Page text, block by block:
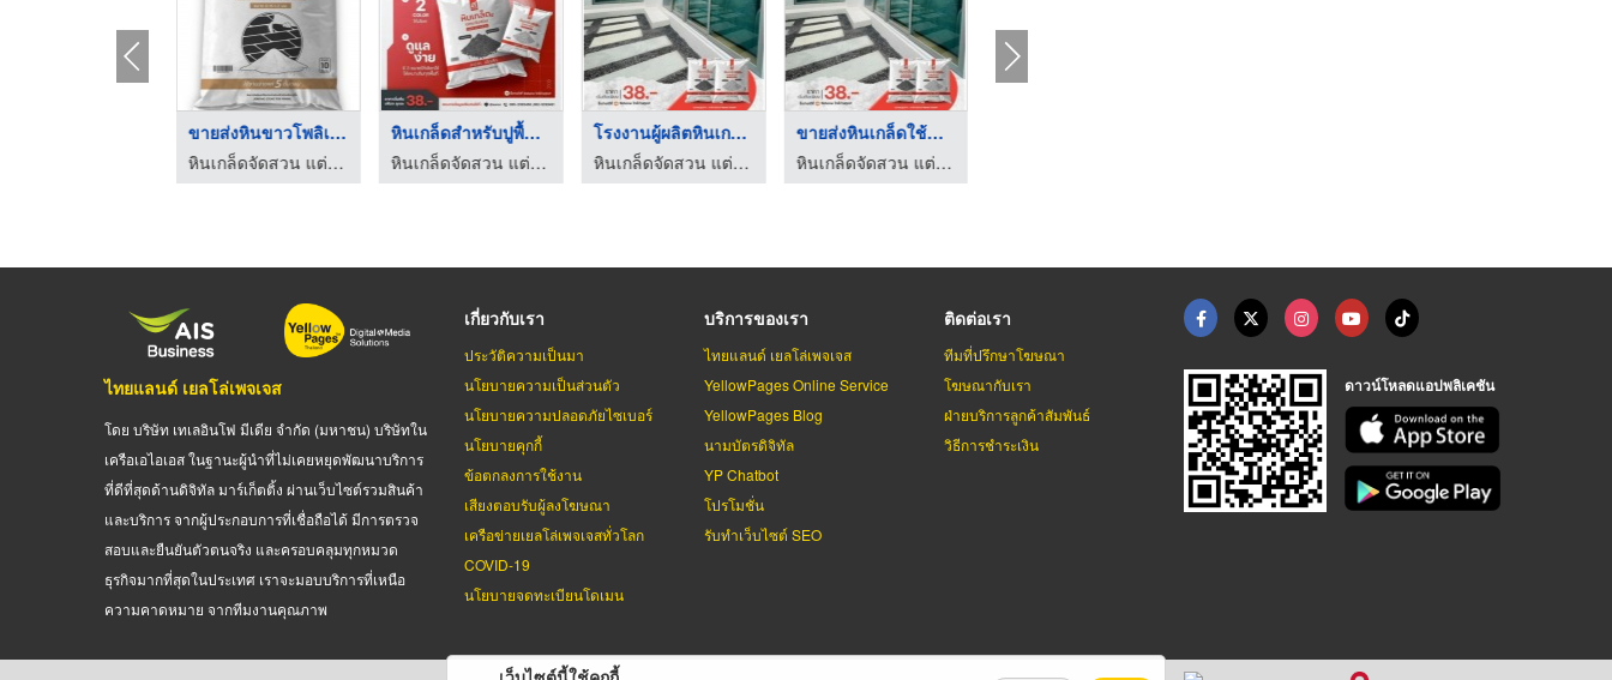
ขายส่งหินขาวโพลิเมอร ...
หินเกล็ดจัดสวน แต่งสวน ปูทางเดิน ส.อรุณคอนกรีต ปทุมธานี
หินเกล็ดสำหรับปูพื้น ...
หินเกล็ดจัดสวน แต่งสวน ปูทางเดิน ส.อรุณคอนกรีต ปทุมธานี
โรงงานผู้ผลิตหินเกล็ ...
หินเกล็ดจัดสวน แต่งสวน ปูทางเดิน ส.อรุณคอนกรีต ปทุมธานี
ขายส่งหินเกล็ดใช้สำห ...
หินเกล็ดจัดสวน แต่งสวน ปูทางเดิน ส.อรุณคอนกรีต ปทุมธานี
ไทยแลนด์ เยลโล่เพจเจส
โดย บริษัท เทเลอินโฟ มีเดีย จำกัด (มหาชน) บริษัทใน
เครือเอไอเอส ในฐานะผู้นำที่ไม่เคยหยุดพัฒนาบริการ
ที่ดีที่สุดด้านดิจิทัล มาร์เก็ตติ้ง ผ่านเว็บไซต์รวมสินค้า
และบริการ จากผู้ประกอบการที่เชื่อถือได้ มีการตรวจ
สอบและยืนยันตัวตนจริง และครอบคลุมทุกหมวด
ธุรกิจมากที่สุดในประเทศ เราจะมอบบริการที่เหนือ
ความคาดหมาย จากทีมงานคุณภาพ
เกี่ยวกับเรา
ประวัติความเป็นมา
นโยบายความเป็นส่วนตัว
นโยบายความปลอดภัยไซเบอร์
นโยบายคุกกี้
ข้อตกลงการใช้งาน
เสียงตอบรับผู้ลงโฆษณา
เครือข่ายเยลโล่เพจเจสทั่วโลก
COVID-19
นโยบายจดทะเบียนโดเมน
บริการของเรา
ไทยแลนด์ เยลโล่เพจเจส
YellowPages Online Service
YellowPages Blog
นามบัตรดิจิทัล
YP Chatbot
โปรโมชั่น
รับทำเว็บไซต์ SEO
ติดต่อเรา
ทีมที่ปรึกษาโฆษณา
โฆษณากับเรา
ฝ่ายบริการลูกค้าสัมพันธ์
วิธีการชำระเงิน
ดาวน์โหลดแอปพลิเคชัน